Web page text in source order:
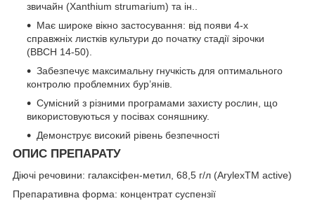
звичайн (Xanthium strumarium) та ін..
Має широке вікно застосування: від появи 4-х
справжніх листків культури до початку стадії зірочки
(ВВСН 14-50).
Забезпечує максимальну гнучкість для оптимального
контролю проблемних бур’янів.
Сумісний з різними програмами захисту рослин, що
використовуються у посівах соняшнику.
Демонструє високий рівень безпечності
ОПИС ПРЕПАРАТУ
Діючі речовини: галаксіфен-метил, 68,5 г/л (ArylexTM active)
Препаративна форма: концентрат суспензії